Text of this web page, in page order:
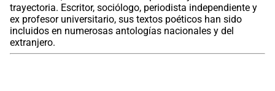
trayectoria. Escritor, sociólogo, periodista independiente y
ex profesor universitario, sus textos poéticos han sido
incluidos en numerosas antologías nacionales y del
extranjero.